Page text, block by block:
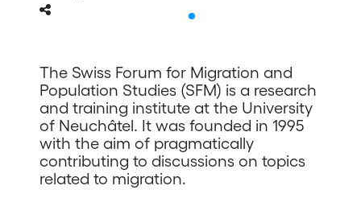
Teaching
The Swiss Forum for Migration and
Population Studies (SFM) is a research
and training institute at the University
of Neuchâtel. It was founded in 1995
with the aim of pragmatically
contributing to discussions on topics
related to migration.